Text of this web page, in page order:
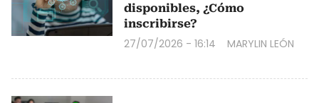
disponibles, ¿Cómo
inscribirse?
27/07/2026 - 16:14 MARYLIN LEÓN